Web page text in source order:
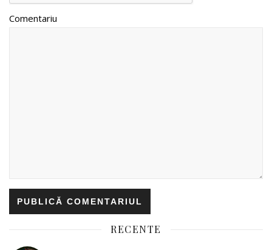
Comentariu
RECENTE